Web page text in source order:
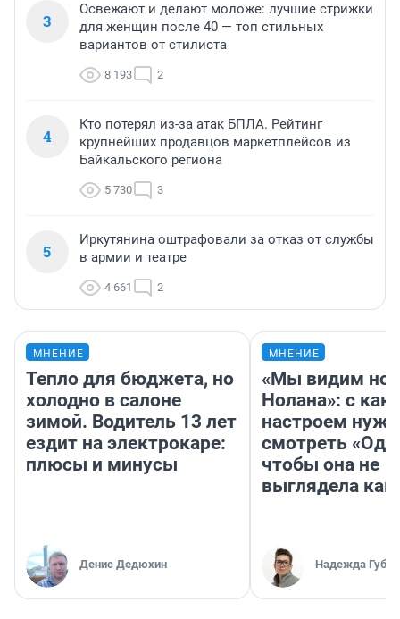
3
Освежают и делают моложе: лучшие стрижки
для женщин после 40 — топ стильных
вариантов от стилиста
8 193 2
4
Кто потерял из-за атак БПЛА. Рейтинг
крупнейших продавцов маркетплейсов из
Байкальского региона
5 730 3
5
Иркутянина оштрафовали за отказ от службы
в армии и театре
4 661 2
МНЕНИЕ
Тепло для бюджета, но
холодно в салоне
зимой. Водитель 13 лет
ездит на электрокаре:
плюсы и минусы
Денис Дедюхин
МНЕНИЕ
«Мы видим
Нолана»: с
настроем
смотреть
чтобы она не
выглядела как
Надежда